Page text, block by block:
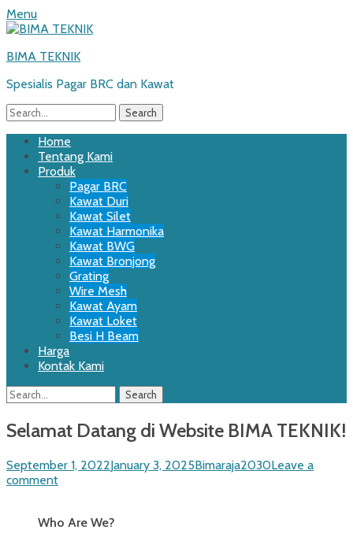
Menu
BIMA TEKNIK
Spesialis Pagar BRC dan Kawat
Search
for:
Primary
Menu
Skip
content
Home
Tentang Kami
Produk
Pagar BRC
Kawat Duri
Kawat Silet
Kawat Harmonika
Kawat BWG
Kawat Bronjong
Grating
Wire Mesh
Kawat Ayam
Kawat Loket
Besi H Beam
Harga
Kontak Kami
Search
Search
for:
Selamat Datang di Website BIMA TEKNIK!
Posted
on
September 1, 2022January 3, 2025Author
Bimaraja2030Leave a
comment
Who Are We?